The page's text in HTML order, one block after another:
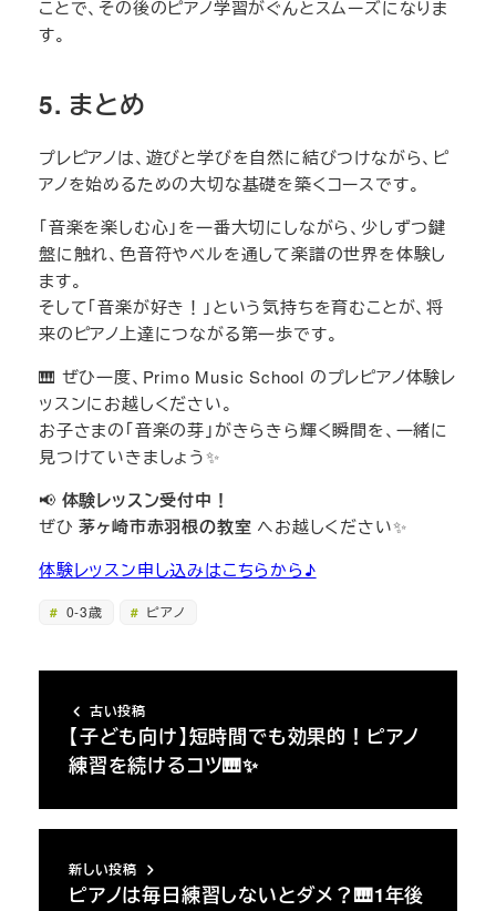
ことで、その後のピアノ学習がぐんとスムーズになりま
す。
5. まとめ
プレピアノは、遊びと学びを自然に結びつけながら、ピ
アノを始めるための大切な基礎を築くコースです。
「音楽を楽しむ心」を一番大切にしながら、少しずつ鍵
盤に触れ、色音符やベルを通して楽譜の世界を体験し
ます。
そして「音楽が好き！」という気持ちを育むことが、将
来のピアノ上達につながる第一歩です。
🎹 ぜひ一度、Primo Music School のプレピアノ体験レ
ッスンにお越しください。
お子さまの「音楽の芽」がきらきら輝く瞬間を、一緒に
見つけていきましょう✨
📢 体験レッスン受付中！
ぜひ茅ヶ崎市赤羽根の教室 へお越しください✨
体験レッスン申し込みはこちらから♪
0-3歳 ピアノ
古い投稿
【子ども向け】短時間でも効果的！ピアノ
練習を続けるコツ🎹✨
新しい投稿
ピアノは毎日練習しないとダメ？🎹1年後